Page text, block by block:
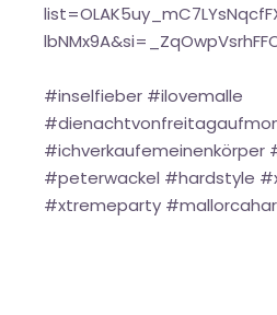
#inselfieber #ilovemalle
#ichverkaufemeinenkörper
#peterwackel #hardstyle
#xtremeparty